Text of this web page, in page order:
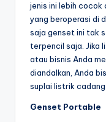
jenis ini lebih cocok
yang beroperasi di
saja genset ini tak
terpencil saja. Jika
atau bisnis Anda
diandalkan, Anda
suplai listrik
Genset Portable